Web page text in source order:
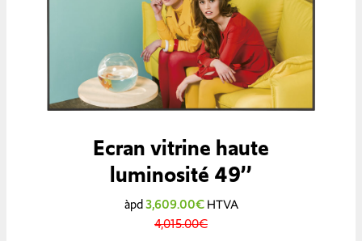
Ecran vitrine haute
luminosité 49’’
àpd3,609.00€ HTVA
4,015.00€